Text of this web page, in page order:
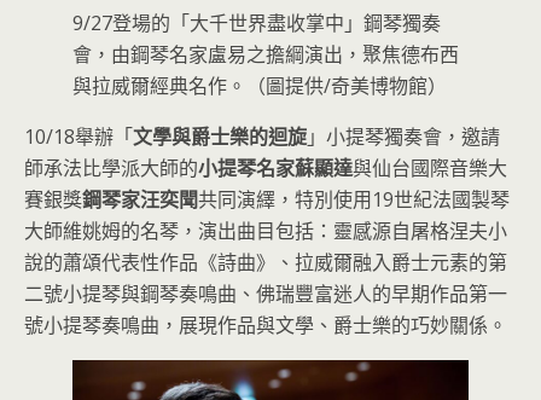
9/27登場的「大千世界盡收掌中」鋼琴獨奏
會，由鋼琴名家盧易之擔綱演出，聚焦德布西
與拉威爾經典名作。（圖提供/奇美博物館）
10/18舉辦「文學與爵士樂的迴旋」小提琴獨奏會，邀請
師承法比學派大師的小提琴名家蘇顯達與仙台國際音樂大
賽銀獎鋼琴家汪奕聞共同演繹，特別使用19世紀法國製琴
大師維姚姆的名琴，演出曲目包括：靈感源自屠格涅夫小
說的蕭頌代表性作品《詩曲》、拉威爾融入爵士元素的第
二號小提琴與鋼琴奏鳴曲、佛瑞豐富迷人的早期作品第一
號小提琴奏鳴曲，展現作品與文學、爵士樂的巧妙關係。